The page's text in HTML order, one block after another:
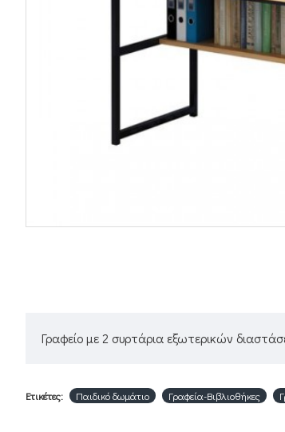
Γραφείο με 2 συρτάρια εξωτερικών
Ετικέτες: Παιδικό δωμάτιο Γραφεία-Βιβλιοθήκες